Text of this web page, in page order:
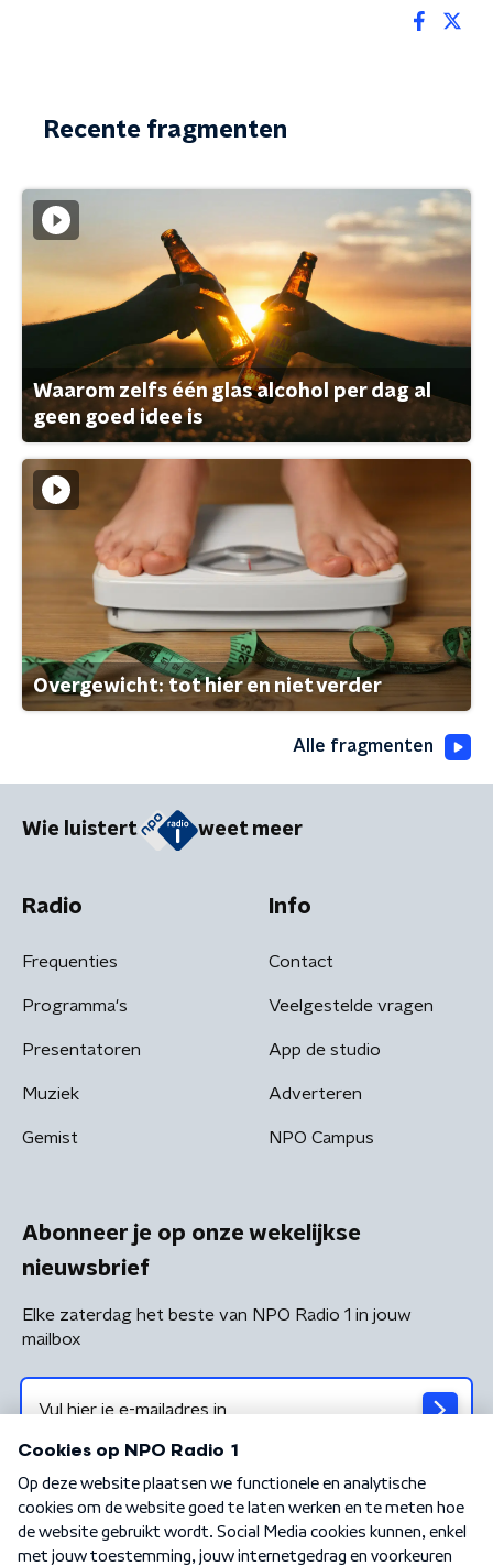
Recente fragmenten
Waarom zelfs één glas alcohol per dag al
geen goed idee is
Overgewicht: tot hier en niet verder
Alle fragmenten
Wie luistert weet meer
Radio
Frequenties
Programma's
Presentatoren
Muziek
Gemist
Info
Contact
Veelgestelde vragen
App de studio
Adverteren
NPO Campus
Abonneer je op onze wekelijkse
nieuwsbrief
Elke zaterdag het beste van NPO Radio 1 in jouw
mailbox
Algemene voorwaarden